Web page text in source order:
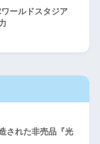
ールドスタジア
された非売品『光